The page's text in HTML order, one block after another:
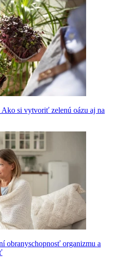
si vytvoriť zelenú oázu aj na
obranyschopnosť organizmu a